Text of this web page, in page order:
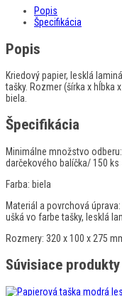
Popis
Špecifikácia
Popis
Kriedový papier, lesklá
tašky. Rozmer (šírka x hĺbka
biela.
Špecifikácia
Minimálne množstvo odberu:
darčekového balíčka/ 150
Farba: biela
Materiál a povrchová úprava:
ušká vo farbe tašky, lesklá
Rozmery: 320 x 100 x 275
Súvisiace produkty